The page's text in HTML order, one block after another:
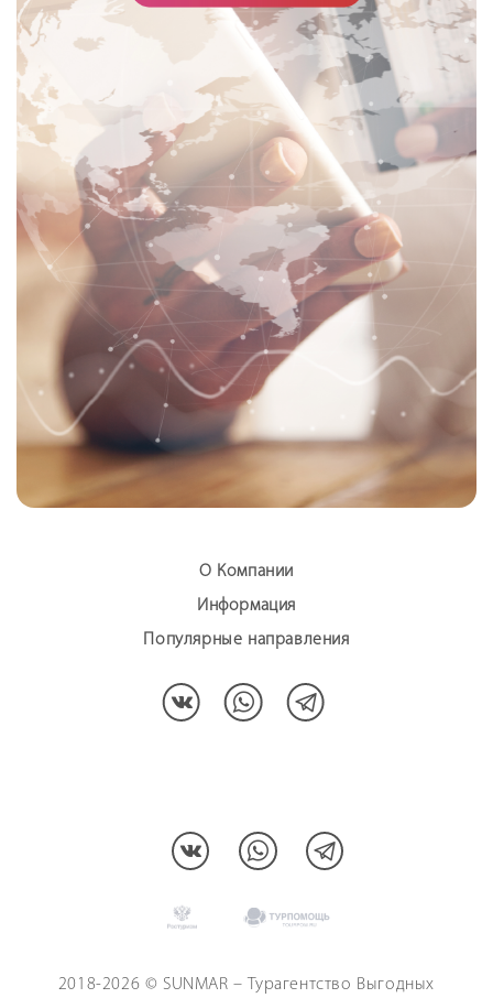
О Компании
Информация
Популярные направления
2018-2026 © SUNMAR – Турагентство Выгодных